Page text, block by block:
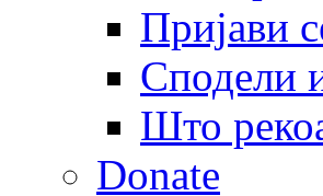
Пријави
Сподели
Што
Donate